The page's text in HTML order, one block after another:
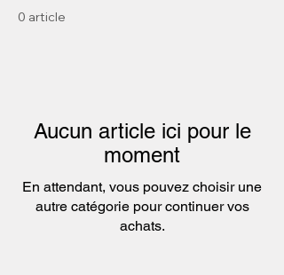
0 article
Aucun article ici pour le
moment
En attendant, vous pouvez choisir une
autre catégorie pour continuer vos
achats.